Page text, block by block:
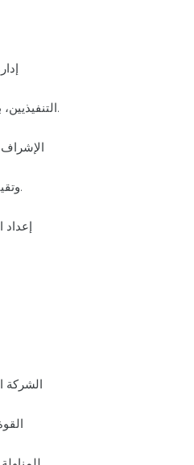
التنفيذيين، بما في ذلك السفر والمؤتمرات.
وتقييمها لضمان الامتثال للإجراءات.